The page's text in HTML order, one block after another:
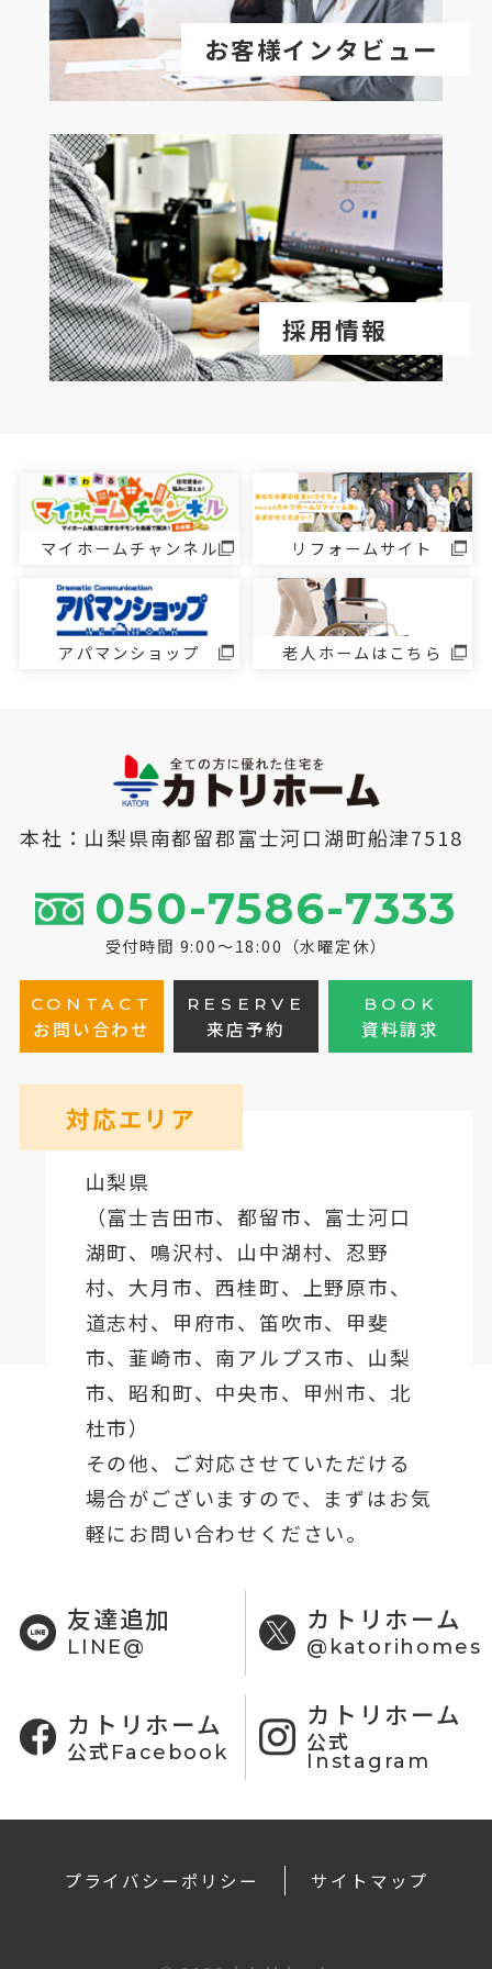
お客様インタビュー
採用情報
マイホームチャンネル リフォームサイト
アパマンショップ 老人ホームはこちら
本社：山梨県南都留郡富士河口湖町船津7518
050-7586-7333
受付時間 9:00～18:00（水曜定休）
CONTACT
お問い合わせ
RESERVE
来店予約
BOOK
資料請求
対応エリア
山梨県
（富士吉田市、都留市、 富士河口
湖町、鳴沢村、山中湖村、忍野
村、 大月市、西桂町、上野原市、
道志村、 甲府市、笛吹市、甲斐
市、韮崎市、南アルプス市、山梨
市、昭和町、中央市、甲州市、北
杜市）
その他、ご対応させていただける
場合がございますので、まずはお気
軽にお問い合わせください。
友達追加
LINE@
カトリホーム
@katorihomes
カトリホーム
公式Facebook
カトリホーム
公式
Instagram
プライバシーポリシー サイトマップ